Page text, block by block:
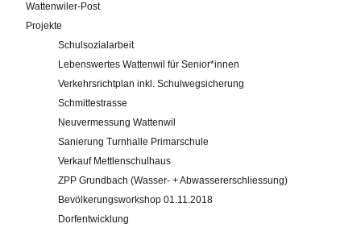
Online-Service
Impressum
Wattenwiler-Post
Projekte
Schulsozialarbeit
Lebenswertes Wattenwil für Senior*innen
Verkehrsrichtplan inkl. Schulwegsicherung
Schmittestrasse
Neuvermessung Wattenwil
Sanierung Turnhalle Primarschule
Verkauf Mettlenschulhaus
ZPP Grundbach (Wasser- + Abwassererschliessung)
Bevölkerungsworkshop 01.11.2018
Dorfentwicklung